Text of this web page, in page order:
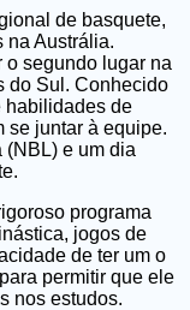
de basquete,
na Austrália.
o segundo lugar na
do Sul. Conhecido
habilidades de
se juntar à equipe.
(NBL) e um dia
programa
jogos de
de ter um o
permitir que ele
nos estudos.